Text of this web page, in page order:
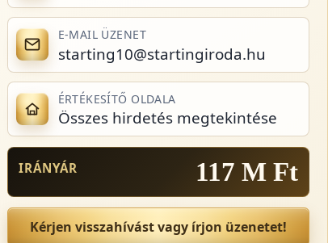
E-MAIL ÜZENET
starting10@startingiroda.hu
ÉRTÉKESÍTŐ OLDALA
Összes hirdetés megtekintése
IRÁNYÁR 117 M Ft
Kérjen visszahívást vagy írjon üzenetet!